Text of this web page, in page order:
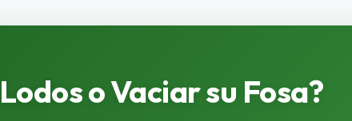
o Vaciar su Fosa?